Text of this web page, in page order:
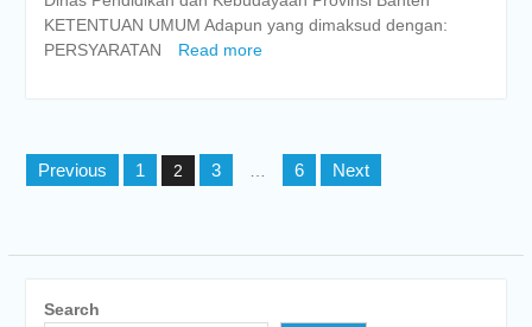
KETENTUAN UMUM Adapun yang dimaksud dengan:
PERSYARATAN
Read more
Posts
pagination
Previous 1 2 3 6 Next
Search